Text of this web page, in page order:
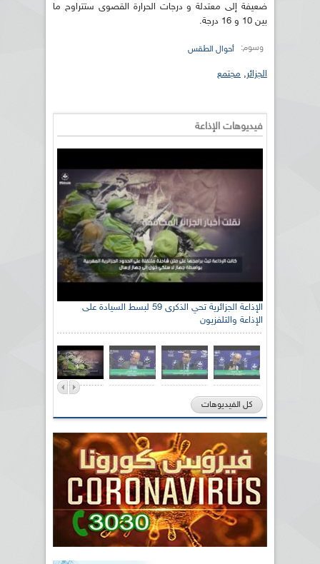
ضعيفة إلى معتدلة و درجات الحرارة القصوى ستتراوح ما
بين 10 و 16 درجة.
وسوم: أحوال الطقس
الجزائر, مجتمع
فيديوهات الإذاعة
الإذاعة الجزائرية تحي الذكرى 59 لبسط السيادة على
الإذاعة والتلفزيون
كل الفيديوهات